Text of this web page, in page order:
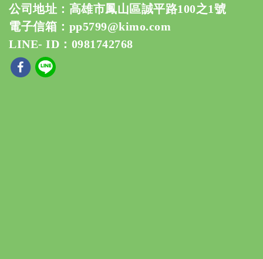
公司地址：高雄市鳳山區誠平路100之1號
電子信箱： pp5799@kimo.com
LINE- ID：0981742768